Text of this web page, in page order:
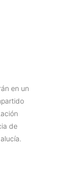
en un
de